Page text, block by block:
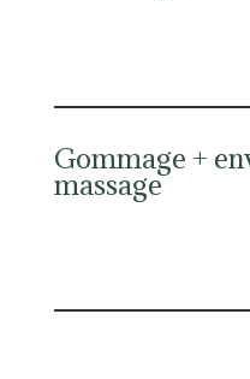
Gommage +
massage